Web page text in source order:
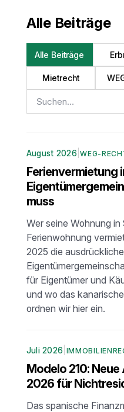
Alle Beiträge
Alle Beiträge
Mietrecht
Beiträge durchsuchen
August 2026|WEG-
Ferienvermietung
muss
Wer seine Wohnung in
Ferienwohnung
2025 die
für Eigentümer und
und wo das
ordnen wir hier ein.
Juli 2026
Modelo 210:
2026 für
Das spanische